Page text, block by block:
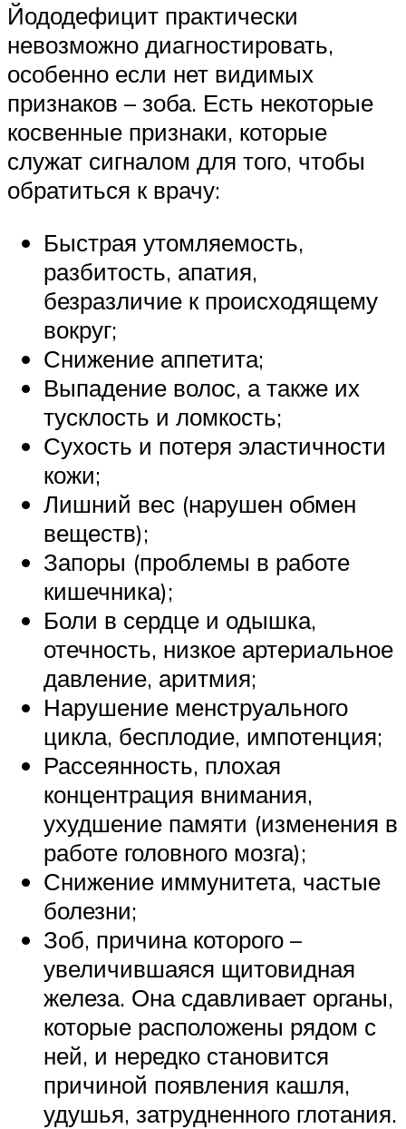
Йододефицит практически
невозможно диагностировать,
особенно если нет видимых
признаков – зоба. Есть некоторые
косвенные признаки, которые
служат сигналом для того, чтобы
обратиться к врачу:
Быстрая утомляемость,
разбитость, апатия,
безразличие к происходящему
вокруг;
Снижение аппетита;
Выпадение волос, а также их
тусклость и ломкость;
Сухость и потеря эластичности
кожи;
Лишний вес (нарушен обмен
веществ);
Запоры (проблемы в работе
кишечника);
Боли в сердце и одышка,
отечность, низкое артериальное
давление, аритмия;
Нарушение менструального
цикла, бесплодие, импотенция;
Рассеянность, плохая
концентрация внимания,
ухудшение памяти (изменения в
работе головного мозга);
Снижение иммунитета, частые
болезни;
Зоб, причина которого –
увеличившаяся щитовидная
железа. Она сдавливает органы,
которые расположены рядом с
ней, и нередко становится
причиной появления кашля,
удушья, затрудненного глотания.